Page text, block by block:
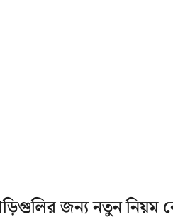
জন্য নতুন নিয়ম